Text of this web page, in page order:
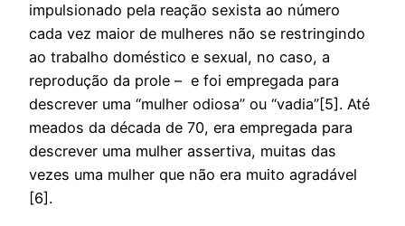
impulsionado pela reação sexista ao número
cada vez maior de mulheres não se restringindo
ao trabalho doméstico e sexual, no caso, a
reprodução da prole – e foi empregada para
descrever uma “mulher odiosa” ou “vadia”[5]. Até
meados da década de 70, era empregada para
descrever uma mulher assertiva, muitas das
vezes uma mulher que não era muito agradável
[6].